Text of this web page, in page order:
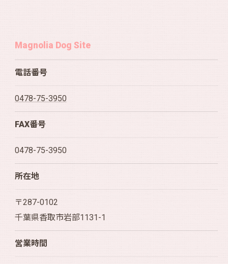
Magnolia Dog Site
電話番号
0478-75-3950
FAX番号
0478-75-3950
所在地
〒287-0102
千葉県香取市岩部1131-1
営業時間